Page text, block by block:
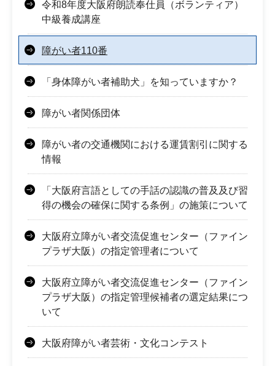
令和8年度大阪府朗読奉仕員（ボランティア）
中級養成講座
障がい者110番
「身体障がい者補助犬」を知っていますか？
障がい者関係団体
障がい者の交通機関における運賃割引に関する
情報
「大阪府言語としての手話の認識の普及及び習
得の機会の確保に関する条例」の施策について
大阪府立障がい者交流促進センター（ファイン
プラザ大阪）の指定管理者について
大阪府立障がい者交流促進センター（ファイン
プラザ大阪）の指定管理候補者の選定結果につ
いて
大阪府障がい者芸術・文化コンテスト